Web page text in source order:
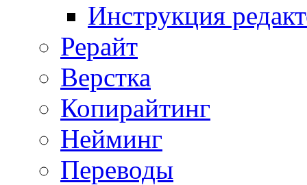
Инструкция
Рерайт
Верстка
Копирайтинг
Нейминг
Переводы